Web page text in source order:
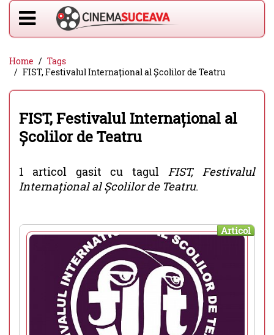
Home
Tags
FIST, Festivalul Internațional al Școlilor de Teatru
FIST, Festivalul Internațional al
Școlilor de Teatru
1 articol gasit cu tagulFIST, Festivalul
Internațional al Școlilor de Teatru.
Articol